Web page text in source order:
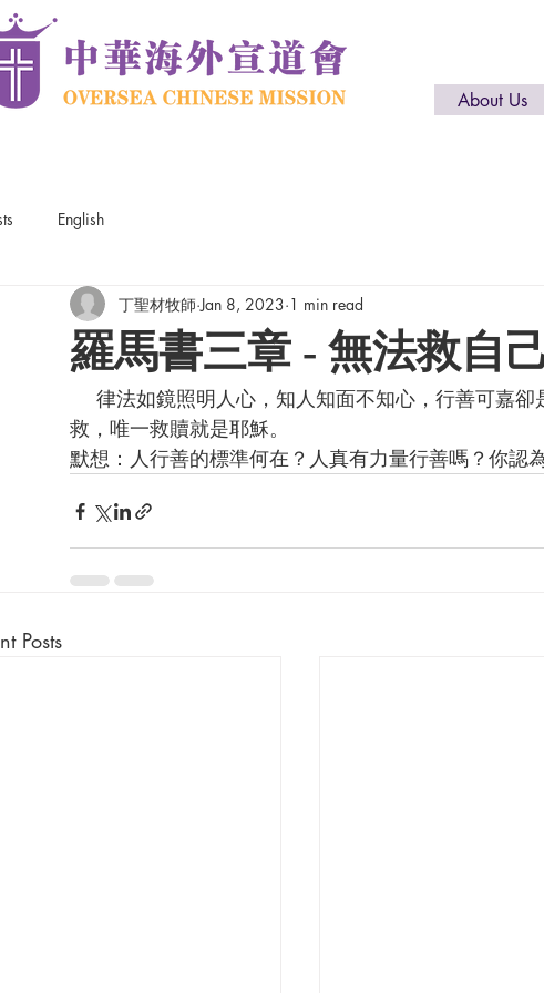
About Us
English
羅馬書三章 - 無法救自
丁聖材牧師 Jan 8, 2023 1 min read
救，唯一救贖就是耶穌。
默想：人行善的標準何在？人真有力量行善嗎？你認
Posts